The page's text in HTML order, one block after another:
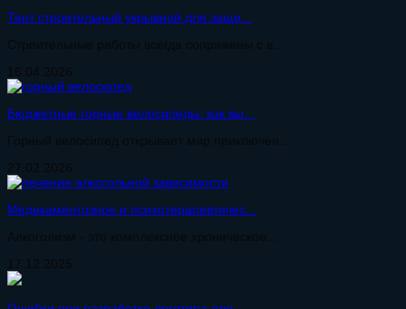
Тент строительный укрывной для защи...
Строительные работы всегда сопряжены с в...
16.04.2026
Бюджетные горные велосипеды: как вы...
Горный велосипед открывает мир приключен...
27.02.2026
Медикаментозное и психотерапевтичес...
Алкоголизм - это комплексное хроническое...
17.12.2025